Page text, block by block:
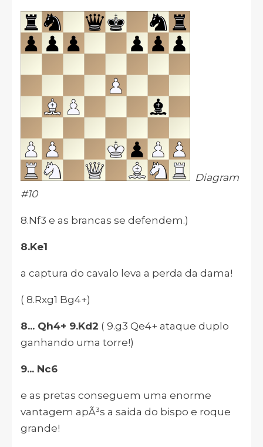
Diagram
#10
8.Nf3 e as brancas se defendem.)
8.Ke1
a captura do cavalo leva a perda da dama!
( 8.Rxg1 Bg4+)
8... Qh4+ 9.Kd2 ( 9.g3 Qe4+ ataque duplo
ganhando uma torre!)
9... Nc6
e as pretas conseguem uma enorme
vantagem apÃ³s a saida do bispo e roque
grande!